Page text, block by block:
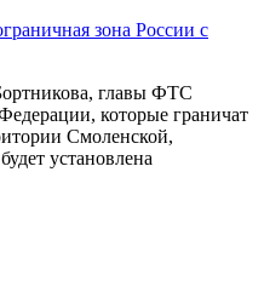
зона России с
главы ФТС
которые граничат
Смоленской,
установлена